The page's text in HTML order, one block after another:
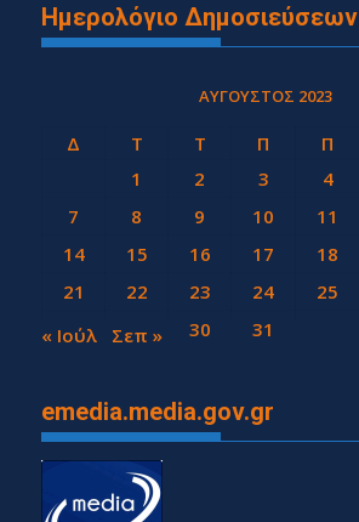
Ημερολόγιο Δημοσιεύσεων
ΑΎΓΟΥΣΤΟΣ 2023
Δ Τ Τ Π Π
1
2 3 4
7
8 9 10 11
14
15 16 17 18
21
22 23 24 25
28
29 30 31
« Ιούλ Σεπ »
emedia.media.gov.gr